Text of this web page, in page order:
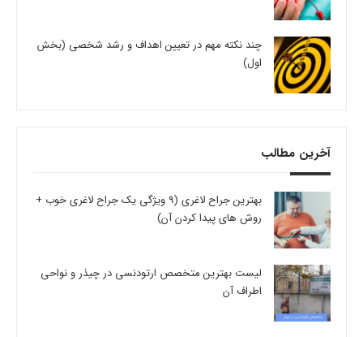
چند نکته مهم در تعیین اهداف و رشد شخصی (بخش
اول)
آخرین مطالب
بهترین جراح لاغری (9 ویژگی یک جراح لاغری خوب +
روش های پیدا کردن آن)
لیست بهترین متخصص ارتودنسی در چیذر و نواحی
اطراف آن